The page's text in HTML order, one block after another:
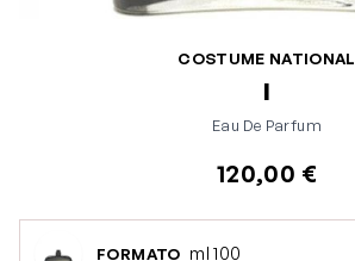
COSTUME NATIONAL
I
Eau De Parfum
120,00 €
FORMATO ml 100